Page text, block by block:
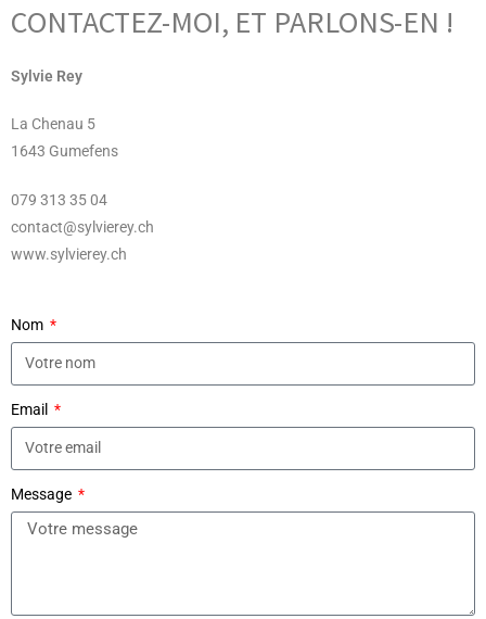
CONTACTEZ-MOI, ET PARLONS-EN !
Sylvie Rey
La Chenau 5
1643 Gumefens
079 313 35 04
contact@sylvierey.ch
www.sylvierey.ch
Nom
Email
Message